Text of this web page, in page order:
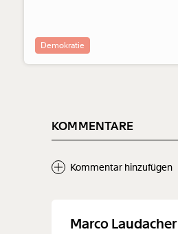
Demokratie
KOMMENTARE
Kommentar hinzufügen
Neuen Kommentar
Marco Laudacher